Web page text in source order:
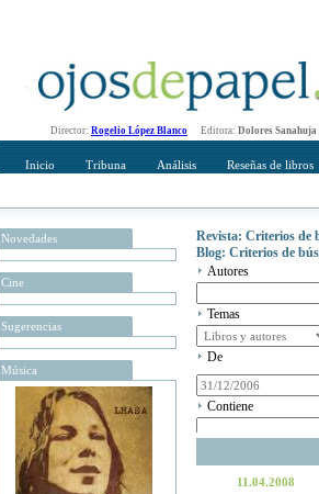
Director: Rogelio López Blanco Editora: Dolores Sanahuja
Inicio Tribuna Análisis Reseñas de libros
Novedades
Cine
Sugerencias
Música
Revista: Criterios de
Blog: Criterios de
Autores
Temas
De
Contiene
11.04.2008